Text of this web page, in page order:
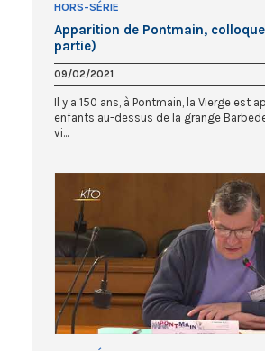
HORS-SÉRIE
Apparition de Pontmain,
partie)
09/02/2021
Il y a 150 ans, à Pontmain, la Vierge est
enfants au-dessus de la grange
vi...